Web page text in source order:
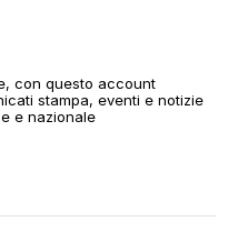
con questo account
stampa, eventi e notizie
e nazionale